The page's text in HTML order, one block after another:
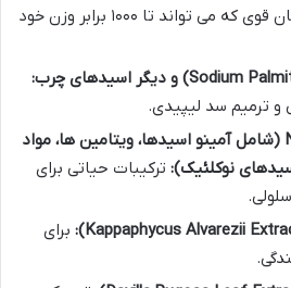
هیالورونیک، یک آبرسان قوی که می تواند تا ۱۰۰۰ برابر وزن خود
و ترمیم سد لیپیدی.
فاکتورهای رشد NCEF (شامل آمینو اسیدها، ویتامین ها، مواد
نوکلئیک): ترکیبات حیاتی برای
برای